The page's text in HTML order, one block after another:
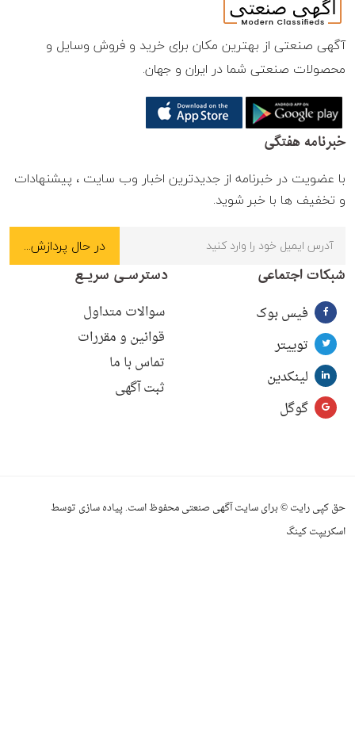
آگهی صنعتی از بهترین مکان برای خرید و فروش وسایل و
محصولات صنعتی شما در ایران و جهان.
خبرنامه هفتگی
با عضویت در خبرنامه از جدیدترین اخبار وب سایت ، پیشنهادات
و تخفیف ها با خبر شوید.
شبکات اجتماعی
فیس بوک
توییتر
لینکدین
گوگل
دسترسـی سریـع
سوالات متداول
قوانین و مقررات
تماس با ما
ثبت آگهی
حق کپی رایت © برای سایت آگهی صنعتی محفوظ است. پیاده سازی توسط
اسکریپت کینگ